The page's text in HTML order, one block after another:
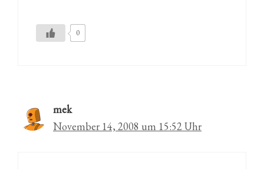
0
mek
November 14, 2008 um 15:52 Uhr